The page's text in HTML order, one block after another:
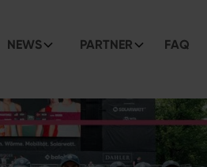
NEWS PARTNER FAQ